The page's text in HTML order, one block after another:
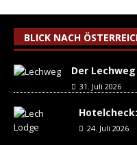
BLICK NACH
Der
31. Juli 2026
24. Juli 2026